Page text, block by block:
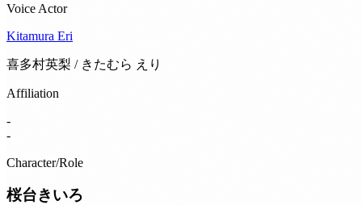
Voice Actor
Kitamura Eri
喜多村英梨 / きたむら えり
Affiliation
-
-
Character/Role
桜台きいろ